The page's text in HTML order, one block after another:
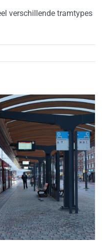
verschillende tramtypes